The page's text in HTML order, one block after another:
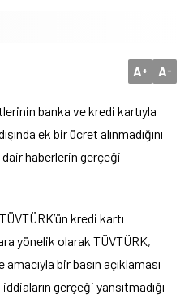
A+ A-
banka ve kredi kartıyla
ek bir ücret alınmadığını
dair haberlerin gerçeği
kredi kartı
yönelik olarak TÜVTÜRK,
bir basın açıklaması
gerçeği yansıtmadığı